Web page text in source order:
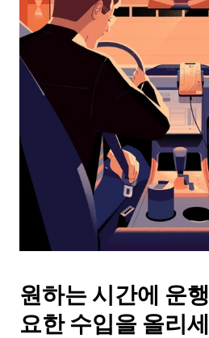
아
래
화
살
표
러
날
짜
캘
린
더
원하는 시간에 운
요한 수입을 올리